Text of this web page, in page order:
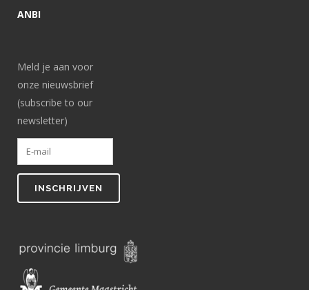
ANBI
Meld je aan voor
onze nieuwsbrief
(subscribe to our
newsletter)